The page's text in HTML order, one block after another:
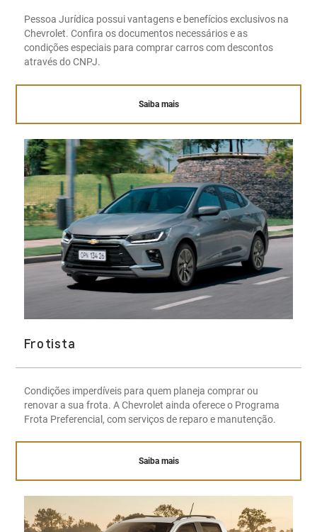
Pessoa Jurídica possui vantagens e benefícios exclusivos na
Chevrolet. Confira os documentos necessários e as
condições especiais para comprar carros com descontos
através do CNPJ.
Saiba mais
Frotista
Condições imperdíveis para quem planeja comprar ou
renovar a sua frota. A Chevrolet ainda oferece o Programa
Frota Preferencial, com serviços de reparo e manutenção.
Saiba mais